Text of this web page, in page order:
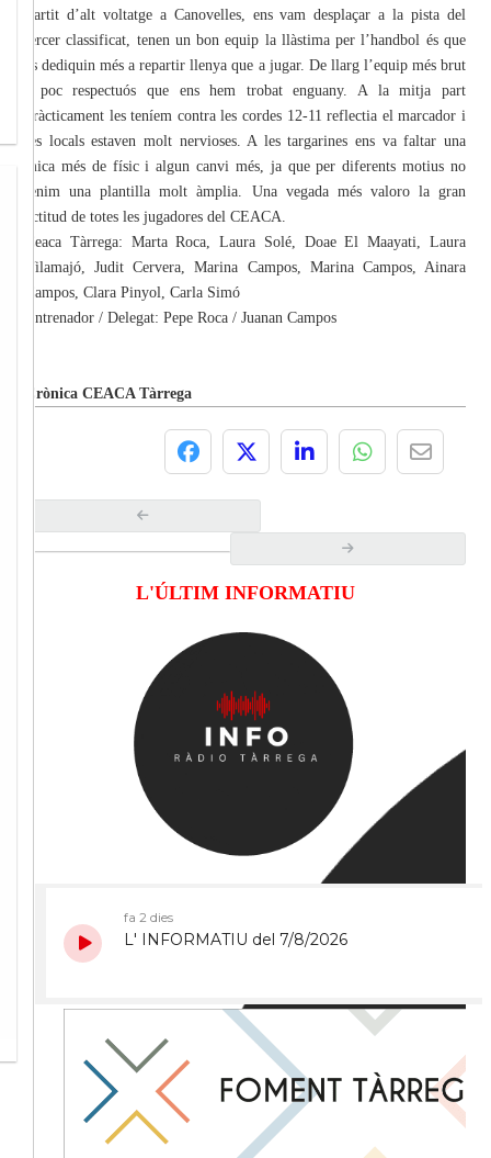
Partit d’alt voltatge a Canovelles, ens vam desplaçar a la pista del
tercer classificat, tenen un bon equip la llàstima per l’handbol és que
es dediquin més a repartir llenya que a jugar. De llarg l’equip més brut
i poc respectuós que ens hem trobat enguany. A la mitja part
pràcticament les teníem contra les cordes 12-11 reflectia el marcador i
les locals estaven molt nervioses. A les targarines ens va faltar una
mica més de físic i algun canvi més, ja que per diferents motius no
tenim una plantilla molt àmplia. Una vegada més valoro la gran
actitud de totes les jugadores del CEACA.
Ceaca Tàrrega: Marta Roca, Laura Solé, Doae El Maayati, Laura
Vilamajó, Judit Cervera, Marina Campos, Marina Campos, Ainara
Campos, Clara Pinyol, Carla Simó
Entrenador / Delegat: Pepe Roca / Juanan Campos
Crònica CEACA Tàrrega
L'ÚLTIM INFORMATIU